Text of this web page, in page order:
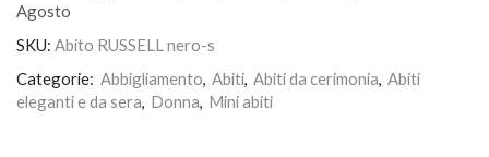
Agosto
SKU: Abito RUSSELL nero-s
Categorie: Abbigliamento, Abiti, Abiti da cerimonia, Abiti
eleganti e da sera, Donna, Mini abiti